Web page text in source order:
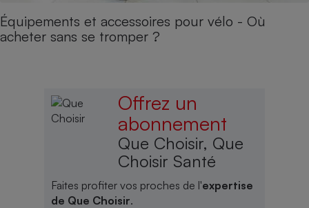
Équipements et accessoires pour vélo - Où
acheter sans se tromper ?
Offrez un
abonnement
Que Choisir, Que
Choisir Santé
Faites profiter vos proches de l'expertise
de Que Choisir.